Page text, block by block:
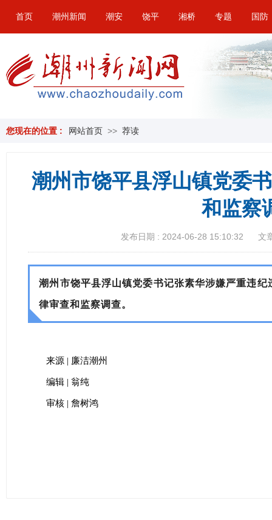
首页 潮州新闻 潮安 饶平 湘桥 专题 国防
您现在的位置 : 网站首页 >> 荐读
潮州市饶平县浮山镇党委
和监察
发布日期 : 2024-06-28 15:10:32 文
潮州市饶平县浮山镇党委书记张素华涉嫌严重违
律审查和监察调查。
来源 | 廉洁潮州
编辑 | 翁纯
审核 | 詹树鸿